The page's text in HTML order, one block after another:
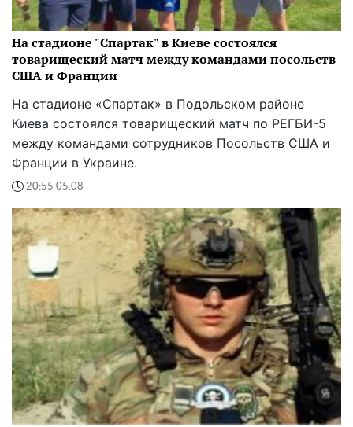
На стадионе "Спартак" в Киеве состоялся
товарищеский матч между командами посольств
США и Франции
На стадионе «Спартак» в Подольском районе
Киева состоялся товарищеский матч по РЕГБИ-5
между командами сотрудников Посольств США и
Франции в Украине.
20:55 05.08